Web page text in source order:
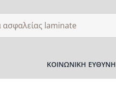
ΚΟΙΝΩΝΙΚΉ ΕΥΘΎΝΗ